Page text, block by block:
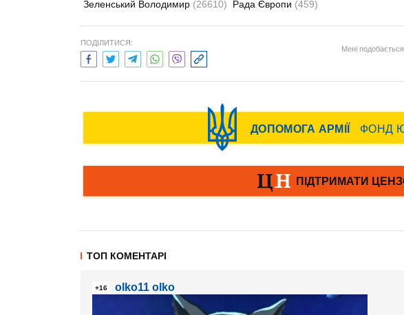
Зеленський Володимир (26610) Рада Європи (459)
ПОДІЛИТИСЯ:
Мені подобається
ТОП КОМЕНТАРІ
+16 olko11 olko